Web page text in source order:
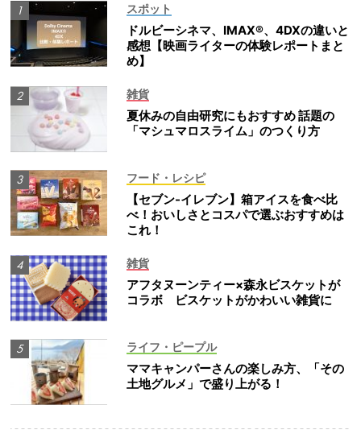
スポット
ドルビーシネマ、IMAX®、4DXの違いと
感想【映画ライターの体験レポートまと
め】
雑貨
夏休みの自由研究にもおすすめ 話題の
「マシュマロスライム」のつくり方
フード・レシピ
【セブン-イレブン】箱アイスを食べ比
べ！おいしさとコスパで選ぶおすすめは
これ！
雑貨
アフタヌーンティー×森永ビスケットが
コラボ ビスケットがかわいい雑貨に
ライフ・ピープル
ママキャンパーさんの楽しみ方、「その
土地グルメ」で盛り上がる！